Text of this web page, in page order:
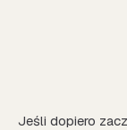
Jeśli dopiero